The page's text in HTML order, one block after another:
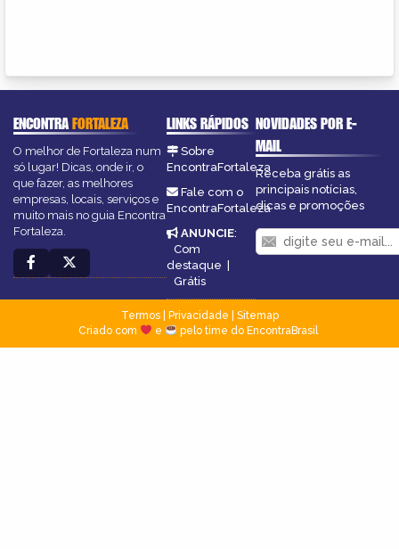
ENCONTRAFORTALEZA
O melhor de Fortaleza num
só lugar! Dicas, onde ir, o
que fazer, as melhores
empresas, locais, serviços e
muito mais no guia Encontra
Fortaleza.
LINKS RÁPIDOS
Sobre
EncontraFortaleza
Fale com o
EncontraFortaleza
ANUNCIE:
Com
destaque |
Grátis
NOVIDADES POR E-
MAIL
Receba grátis as
principais notícias,
dicas e promoções
Termos| Privacidade
Sitemap
Criado com
e pelo time do EncontraBrasil